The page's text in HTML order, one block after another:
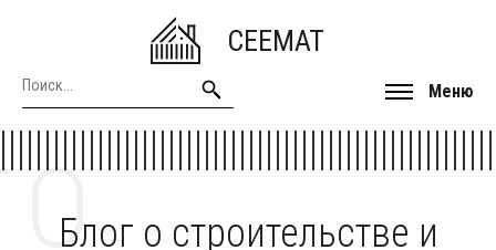
CEEMAT
Меню
Блог о строительстве и
О